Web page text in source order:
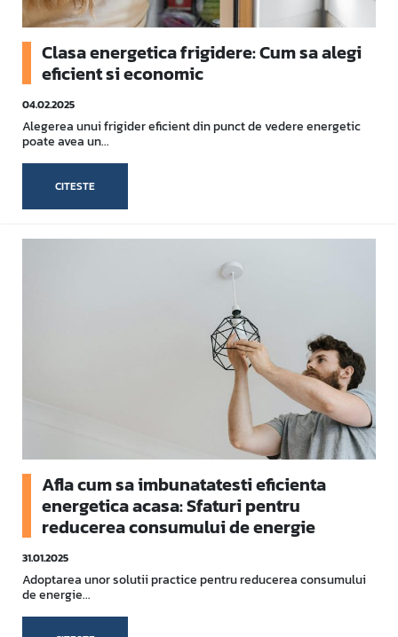
Clasa energetica frigidere: Cum sa alegi
eficient si economic
04.02.2025
Alegerea unui frigider eficient din punct de vedere energetic
poate avea un...
CITESTE
Afla cum sa imbunatatesti eficienta
energetica acasa: Sfaturi pentru
reducerea consumului de energie
31.01.2025
Adoptarea unor solutii practice pentru reducerea consumului
de energie...